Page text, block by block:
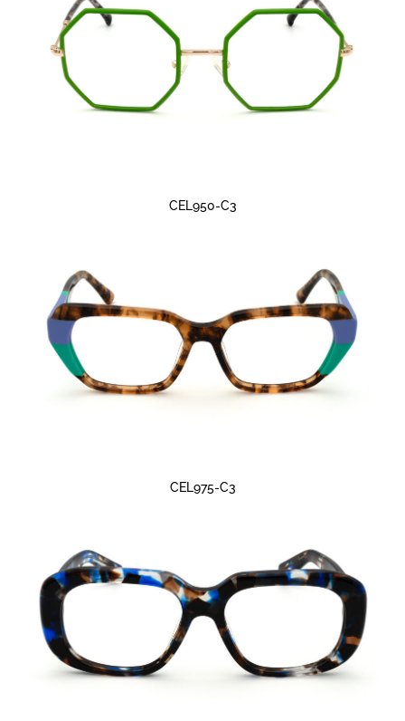
CEL950-C3
CEL975-C3